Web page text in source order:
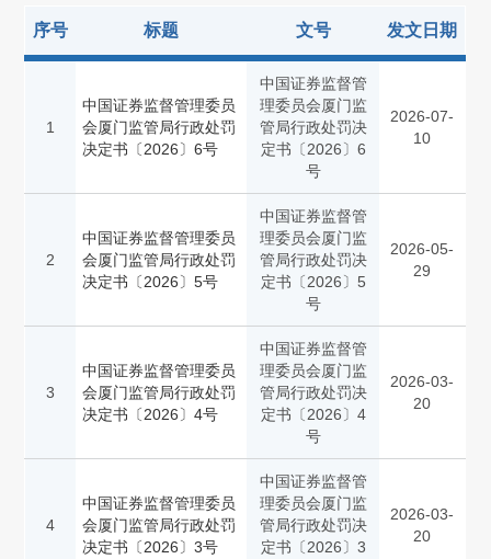
序号 标题 文号 发文日期
1
中国证券监督管理委员
会厦门监管局行政处罚
决定书〔2026〕6号
中国证券监督管
理委员会厦门监
管局行政处罚决
定书〔2026〕6
号
2026-07-
10
2
中国证券监督管理委员
会厦门监管局行政处罚
决定书〔2026〕5号
中国证券监督管
理委员会厦门监
管局行政处罚决
定书〔2026〕5
号
2026-05-
29
3
中国证券监督管理委员
会厦门监管局行政处罚
决定书〔2026〕4号
中国证券监督管
理委员会厦门监
管局行政处罚决
定书〔2026〕4
号
2026-03-
20
4
中国证券监督管理委员
会厦门监管局行政处罚
决定书〔2026〕3号
中国证券监督管
理委员会厦门监
管局行政处罚决
定书〔2026〕3
2026-03-
20